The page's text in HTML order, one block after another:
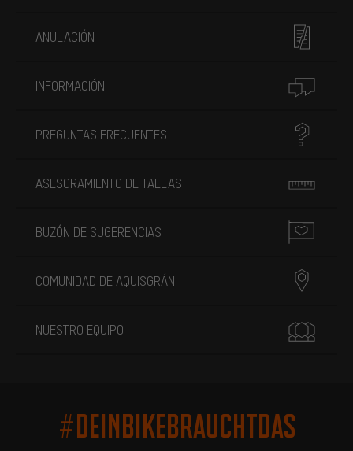
ANULACIÓN
INFORMACIÓN
PREGUNTAS FRECUENTES
ASESORAMIENTO DE TALLAS
BUZÓN DE SUGERENCIAS
COMUNIDAD DE AQUISGRÁN
NUESTRO EQUIPO
#DEINBIKEBRAUCHTDAS